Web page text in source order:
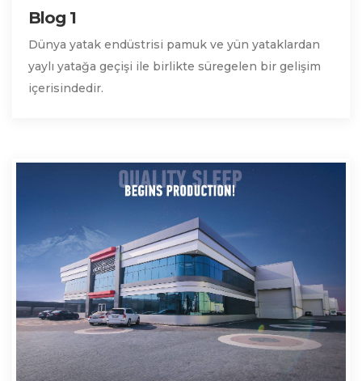
Blog 1
Dünya yatak endüstrisi pamuk ve yün yataklardan
yaylı yatağa geçişi ile birlikte süregelen bir gelişim
içerisindedir.